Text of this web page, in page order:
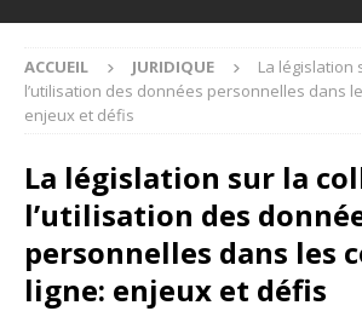
ACCUEIL JURIDIQUE
La législation
l’utilisation des données personnelles dans
enjeux et défis
La législation sur la
l’utilisation des
personnelles dans les
ligne: enjeux et défis